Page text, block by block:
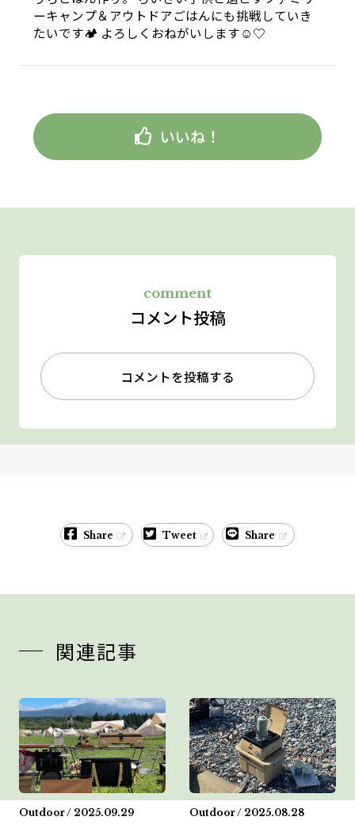
ーキャンプ＆アウトドアごはんにも挑戦していき
たいです🏕 よろしくおねがいします☺︎♡
いいね！
comment
コメント投稿
コメントを投稿する
Share Tweet Share
関連記事
Outdoor / 2025.09.29 Outdoor / 2025.08.28